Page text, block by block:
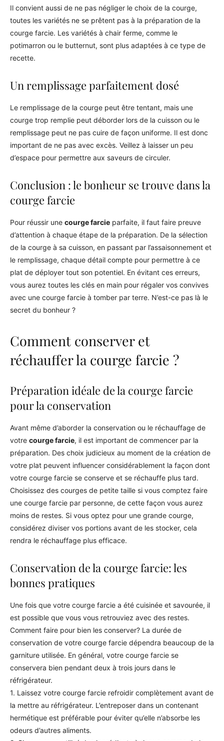
Il convient aussi de ne pas négliger le choix de la courge,
toutes les variétés ne se prêtent pas à la préparation de la
courge farcie. Les variétés à chair ferme, comme le
potimarron ou le butternut, sont plus adaptées à ce type de
recette.
Un remplissage parfaitement dosé
Le remplissage de la courge peut être tentant, mais une
courge trop remplie peut déborder lors de la cuisson ou le
remplissage peut ne pas cuire de façon uniforme. Il est donc
important de ne pas avec excès. Veillez à laisser un peu
d’espace pour permettre aux saveurs de circuler.
Conclusion : le bonheur se trouve dans la
courge farcie
Pour réussir une courge farcie parfaite, il faut faire preuve
d’attention à chaque étape de la préparation. De la sélection
de la courge à sa cuisson, en passant par l’assaisonnement et
le remplissage, chaque détail compte pour permettre à ce
plat de déployer tout son potentiel. En évitant ces erreurs,
vous aurez toutes les clés en main pour régaler vos convives
avec une courge farcie à tomber par terre. N’est-ce pas là le
secret du bonheur ?
Comment conserver et
réchauffer la courge farcie ?
Préparation idéale de la courge farcie
pour la conservation
Avant même d’aborder la conservation ou le réchauffage de
votre courge farcie, il est important de commencer par la
préparation. Des choix judicieux au moment de la création de
votre plat peuvent influencer considérablement la façon dont
votre courge farcie se conserve et se réchauffe plus tard.
Choisissez des courges de petite taille si vous comptez faire
une courge farcie par personne, de cette façon vous aurez
moins de restes. Si vous optez pour une grande courge,
considérez diviser vos portions avant de les stocker, cela
rendra le réchauffage plus efficace.
Conservation de la courge farcie: les
bonnes pratiques
Une fois que votre courge farcie a été cuisinée et savourée, il
est possible que vous vous retrouviez avec des restes.
Comment faire pour bien les conserver? La durée de
conservation de votre courge farcie dépendra beaucoup de la
garniture utilisée. En général, votre courge farcie se
conservera bien pendant deux à trois jours dans le
réfrigérateur.
1. Laissez votre courge farcie refroidir complètement avant de
la mettre au réfrigérateur. L’entreposer dans un contenant
hermétique est préférable pour éviter qu’elle n’absorbe les
odeurs d’autres aliments.